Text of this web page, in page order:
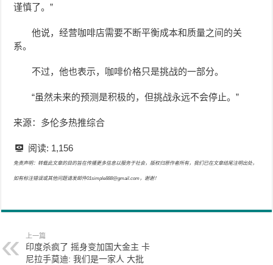
谨慎了。”
他说，经营咖啡店需要不断平衡成本和质量之间的关
系。
不过，他也表示，咖啡价格只是挑战的一部分。
“虽然未来的预测是积极的，但挑战永远不会停止。”
来源：多伦多热推综合
阅读: 1,156
免责声明：转载此文章的目的旨在传播更多信息以服务于社会，版权归原作者所有，我们已在文章结尾注明出处，
如有标注错误或其他问题请发邮件01simple888@gmail.com，谢谢！
上一篇
印度杀疯了 摇身变加国大金主 卡
尼拉手莫迪: 我们是一家人 大批